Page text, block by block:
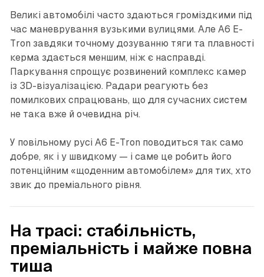
Великі автомобілі часто здаються громіздкими під
час маневрування вузькими вулицями. Але A6 E-
Tron завдяки точному дозуванню тяги та плавності
керма здається меншим, ніж є насправді.
Паркування спрощує розвинений комплекс камер
із 3D-візуалізацією. Радари реагують без
помилкових спрацювань, що для сучасних систем
не така вже й очевидна річ.
У повільному русі A6 E-Tron поводиться так само
добре, як і у швидкому — і саме це робить його
потенційним «щоденним автомобілем» для тих, хто
звик до преміального рівня.
На трасі: стабільність,
преміальність і майже повна
тиша